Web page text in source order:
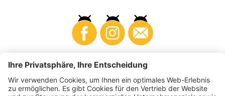
Business Produzenten